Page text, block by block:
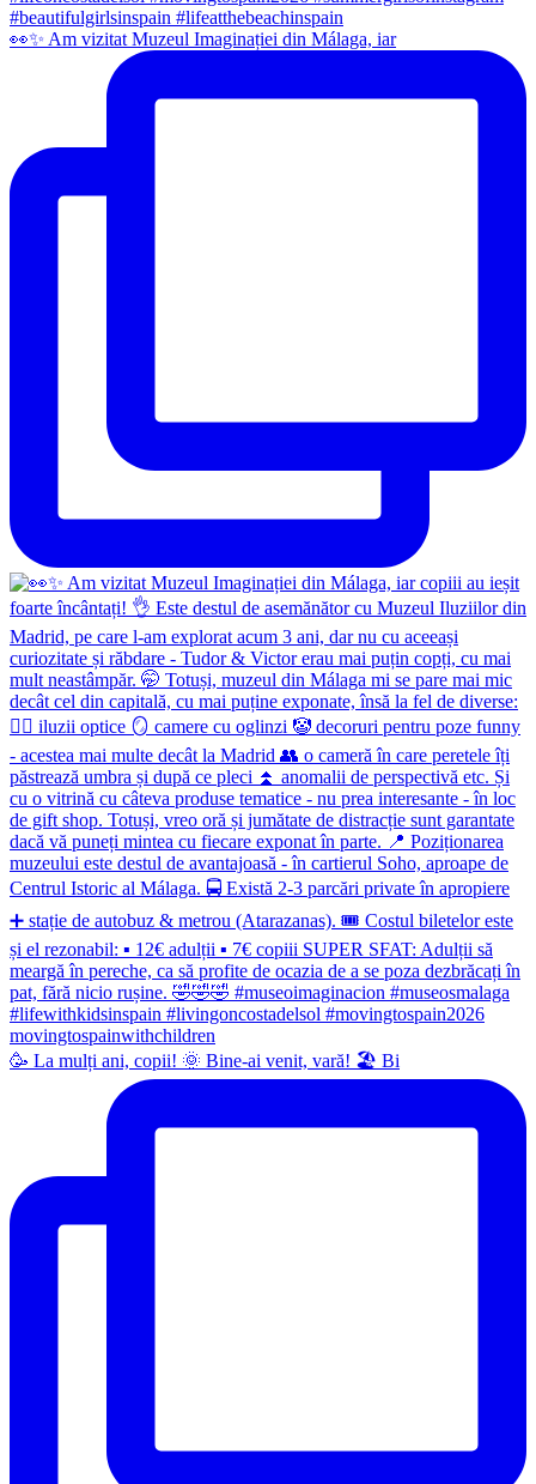
👀✨️ Am vizitat Muzeul Imaginației din Málaga, iar
🥳 La mulți ani, copii! 🌞 Bine-ai venit, vară! 🏖 Bi